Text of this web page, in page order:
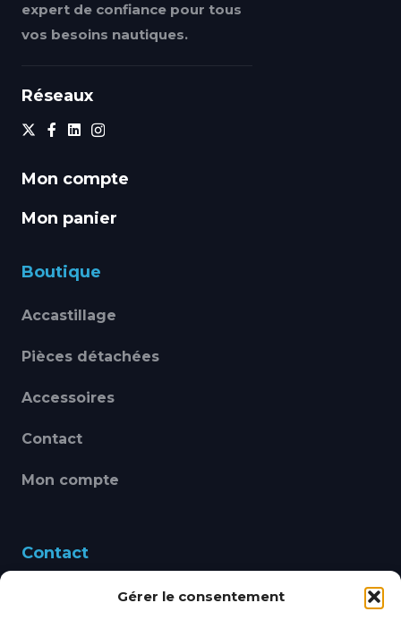
Gérer le consentement
expert de confiance pour tous
vos besoins nautiques.
Réseaux
Mon compte
Mon panier
Boutique
Accastillage
Pièces détachées
Accessoires
Contact
Mon compte
Contact
460 Avenue Alain Le